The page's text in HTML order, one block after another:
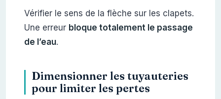
Vérifier le sens de la flèche sur les clapets.
Une erreur bloque totalement le passage
de l’eau.
Dimensionner les tuyauteries
pour limiter les pertes